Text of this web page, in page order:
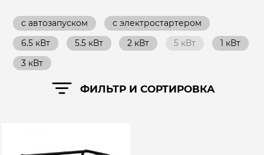
с автозапуском с электростартером
6.5 кВт 5.5 кВт 2 кВт 5 кВт 1 кВт
3 кВт
ФИЛЬТР И СОРТИРОВКА